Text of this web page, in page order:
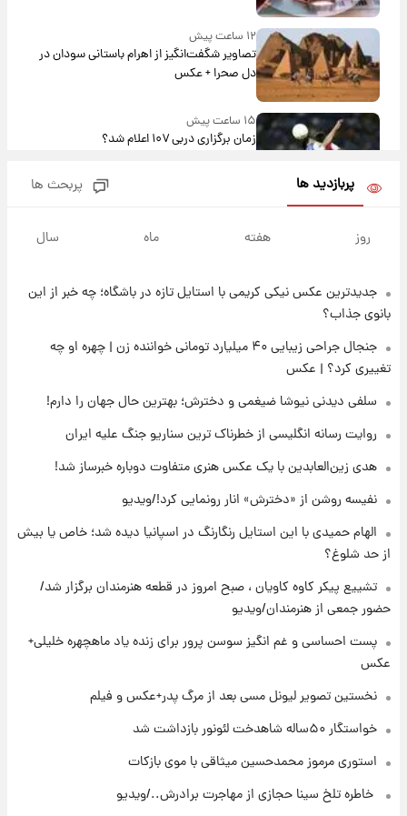
۱۲ ساعت پیش
تصاویر شگفت‌انگیز از اهرام باستانی سودان در
دل صحرا + عکس
۱۵ ساعت پیش
زمان برگزاری دربی ۱۰۷ اعلام شد؟
جزئیات
۱۷ ساعت پیش
آتش‌سوزی در لوناپارک شیراز؛ آخرین وضعیت
خزندگان خطرناک پس از حادثه
۲۲ ساعت پیش
خواستگار ۵۰ساله شاهدخت لئونور بازداشت شد
پدر+عکس و فیلم
۲۲ ساعت پیش
استوری مرموز محمدحسین میثاقی با موی
پربازدید ها پربحث ها
روز هفته ماه سال
جدیدترین عکس نیکی کریمی با استایل تازه در باشگاه؛ چه خبر از این
بانوی جذاب؟
جنجال جراحی زیبایی ۴۰ میلیارد تومانی خواننده زن | چهره او چه
تغییری کرد؟ | عکس
سلفی دیدنی نیوشا ضیغمی و دخترش؛ بهترین حال جهان را دارم!
روایت رسانه انگلیسی از خطرناک ترین سناریو جنگ علیه ایران
هدی زین‌العابدین با یک عکس هنری متفاوت دوباره خبرساز شد!
نفیسه روشن از «دخترش» انار رونمایی کرد!/ویدیو
الهام حمیدی با این استایل رنگارنگ در اسپانیا دیده شد؛ خاص یا بیش
از حد شلوغ؟
تشییع پیکر کاوه کاویان ، صبح امروز در قطعه هنرمندان برگزار شد/
حضور جمعی از هنرمندان/ویدیو
پست احساسی و غم انگیز سوسن پرور برای زنده یاد ماهچهره خلیلی+
عکس
نخستین تصویر لیونل مسی بعد از مرگ پدر+عکس و فیلم
خواستگار ۵۰ساله شاهدخت لئونور بازداشت شد
استوری مرموز محمدحسین میثاقی با موی بازکات
⁨ خاطره تلخ سینا حجازی از مهاجرت برادرش../ویدیو